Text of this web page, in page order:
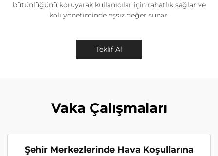
bütünlüğünü koruyarak kullanıcılar için rahatlık sağlar ve
koli yönetiminde eşsiz değer sunar.
Teklif Al
Vaka Çalışmaları
Şehir Merkezlerinde Hava Koşullarına